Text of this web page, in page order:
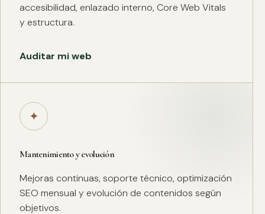
accesibilidad, enlazado interno, Core Web Vitals
y estructura.
Auditar mi web
✦
Mantenimiento y evolución
Mejoras continuas, soporte técnico, optimización
SEO mensual y evolución de contenidos según
objetivos.